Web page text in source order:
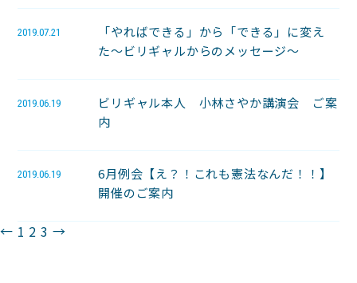
2019.07.21
「やればできる」から「できる」に変え
た〜ビリギャルからのメッセージ〜
2019.06.19
ビリギャル本人 小林さやか講演会 ご案
内
2019.06.19
6月例会【え？！これも憲法なんだ！！】
開催のご案内
投
← 1 2 3 →